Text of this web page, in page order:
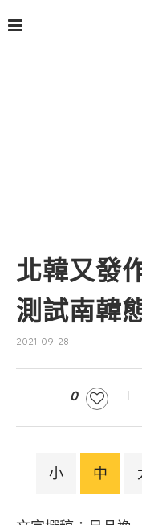
北韓又發
測試南韓
2021-09-28
0
小 中